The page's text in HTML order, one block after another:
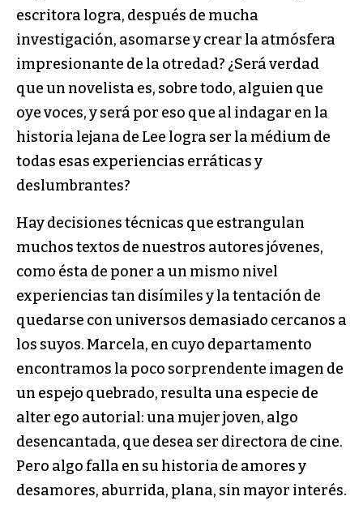
escritora logra, después de mucha
investigación, asomarse y crear la atmósfera
impresionante de la otredad? ¿Será verdad
que un novelista es, sobre todo, alguien que
oye voces, y será por eso que al indagar en la
historia lejana de Lee logra ser la médium de
todas esas experiencias erráticas y
deslumbrantes?
Hay decisiones técnicas que estrangulan
muchos textos de nuestros autores jóvenes,
como ésta de poner a un mismo nivel
experiencias tan disímiles y la tentación de
quedarse con universos demasiado cercanos a
los suyos. Marcela, en cuyo departamento
encontramos la poco sorprendente imagen de
un espejo quebrado, resulta una especie de
alter ego autorial: una mujer joven, algo
desencantada, que desea ser directora de cine.
Pero algo falla en su historia de amores y
desamores, aburrida, plana, sin mayor interés.